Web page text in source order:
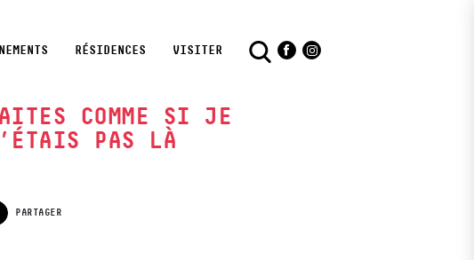
RÉSIDENCES VISITER
FacebookInstagram
COMME SI JE
PAS LÀ
PARTAGER